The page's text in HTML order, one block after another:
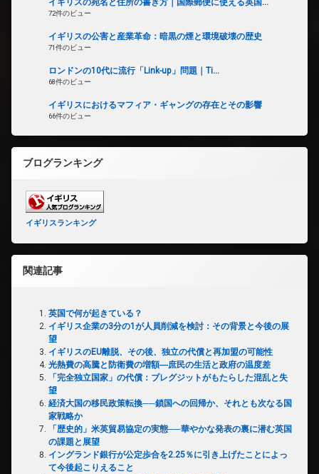
イギリスの宛名と住所の書き方｜国際郵便に使える英国...
72件のビュー
イギリスの公害と産業革命：暗黒の煙と環境破壊の歴史
71件のビュー
ロンドンの10代に流行「Link-up」問題｜Ti...
68件のビュー
イギリスにおけるマフィア・ギャングの存在とその影響
66件のビュー
ブログランキング
イギリスランキング
関連記事
英国で何が起きている？
イギリス企業の3分の1が人員削減を検討：その背景と今後の展
望
イギリスのEU離脱、その後、独立の代償と再加盟の可能性
光熱費の高騰と防衛費の増額―庶民の生活と政府の温度差
「完全独立国家」の代償：ブレグジットがもたらした混乱と失
望
経済大国の移民政策転換──鎖国への回帰か、それとも次なる国
家戦略か
「歴史的」米英貿易協定の実態──華やかな発表の裏に潜む英国
の課題と展望
イングランド銀行が公定歩合を2.25％に引き上げたことによっ
て今後起こりえること